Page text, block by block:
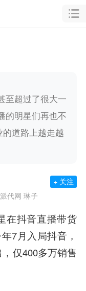
至超过了很大一
的明星们再也不
的道路上越走越
代网 琳子
+ 关注
在抖音直播带货
7月入局抖音，
仅400多万销售